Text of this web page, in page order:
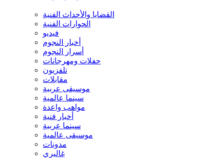
القضايا والأحداث الفنية
الحوارات الفنية
فيديو
أخبار النجوم
أسرار النجوم
حفلات ومهرجانات
تلفزيون
مقابلات
موسيقى عربية
سينما عالمية
مواهب واعدة
أخبار فنية
سينما عربية
موسيقى عالمية
مدونات
غاليري